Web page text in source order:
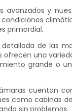
avanzados y
primordial.
de las
ofrecen una
grande o
cuentan
como cabinas